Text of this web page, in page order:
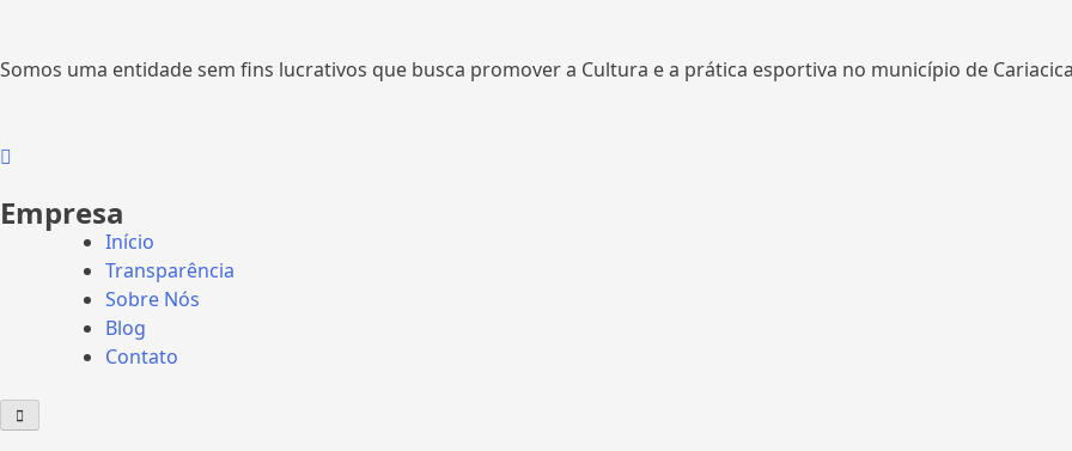
Somos uma entidade sem fins lucrativos que busca promover a Cultura e a prática esportiva no município de
Empresa
Início
Transparência
Sobre Nós
Blog
Contato
Menu
de